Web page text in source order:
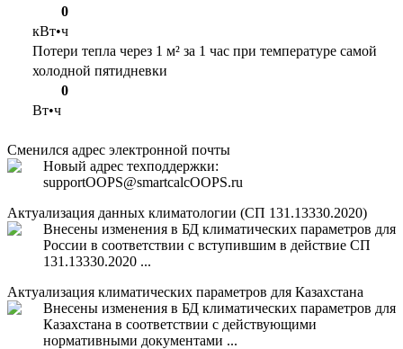
0
кВт•ч
Потери тепла через 1 м² за 1 час при температуре самой
холодной пятидневки
0
Вт•ч
Сменился адрес электронной почты
Новый адрес техподдержки:
supportOOPS@smartcalcOOPS.ru
Актуализация данных климатологии (СП 131.13330.2020)
Внесены изменения в БД климатических параметров для
России в соответствии с вступившим в действие СП
131.13330.2020 ...
Актуализация климатических параметров для Казахстана
Внесены изменения в БД климатических параметров для
Казахстана в соответствии с действующими
нормативными документами ...